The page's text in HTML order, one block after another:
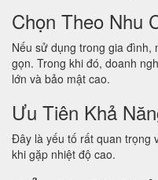
Chọn Theo Nhu
Nếu sử dụng trong gia đình,
gọn. Trong khi đó, doanh
lớn và bảo mật cao.
Ưu Tiên Khả
Đây là yếu tố rất quan trọng
khi gặp nhiệt độ cao.